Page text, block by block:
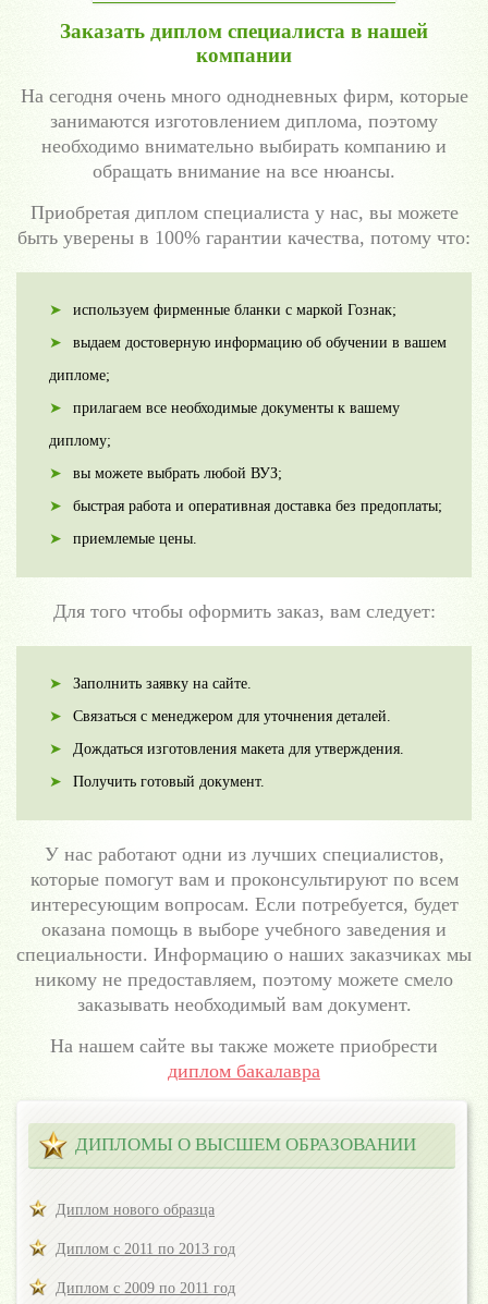
Заказать диплом специалиста в нашей
компании
На сегодня очень много однодневных фирм, которые
занимаются изготовлением диплома, поэтому
необходимо внимательно выбирать компанию и
обращать внимание на все нюансы.
Приобретая диплом специалиста у нас, вы можете
быть уверены в 100% гарантии качества, потому что:
используем фирменные бланки с маркой Гознак;
выдаем достоверную информацию об обучении в вашем
дипломе;
прилагаем все необходимые документы к вашему
диплому;
вы можете выбрать любой ВУЗ;
быстрая работа и оперативная доставка без предоплаты;
приемлемые цены.
Для того чтобы оформить заказ, вам следует:
Заполнить заявку на сайте.
Связаться с менеджером для уточнения деталей.
Дождаться изготовления макета для утверждения.
Получить готовый документ.
У нас работают одни из лучших специалистов,
которые помогут вам и проконсультируют по всем
интересующим вопросам. Если потребуется, будет
оказана помощь в выборе учебного заведения и
специальности. Информацию о наших заказчиках мы
никому не предоставляем, поэтому можете смело
заказывать необходимый вам документ.
На нашем сайте вы также можете приобрести
диплом бакалавра
ДИПЛОМЫ О ВЫСШЕМ ОБРАЗОВАНИИ
Диплом нового образца
Диплом с 2011 по 2013 год
Диплом с 2009 по 2011 год